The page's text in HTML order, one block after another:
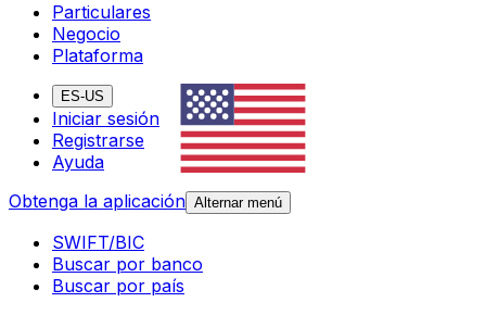
Particulares
Negocio
Plataforma
ES-US
Iniciar sesión
Registrarse
Ayuda
Obtenga la aplicación Alternar menú
SWIFT/BIC
Buscar por banco
Buscar por país